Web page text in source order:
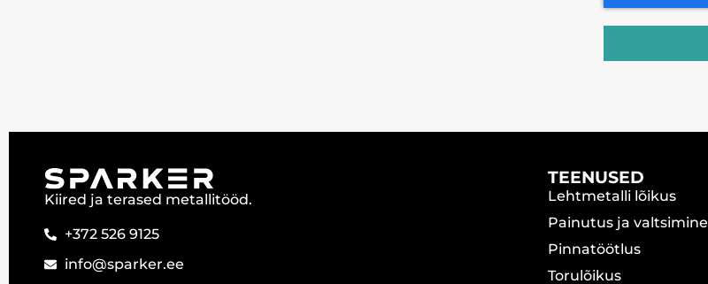
Kiired ja terased metallitööd.
+372 526 9125
info@sparker.ee
TEENUSED
Lehtmetalli lõikus
Painutus ja valtsimine
Pinnatöötlus
Torulõikus